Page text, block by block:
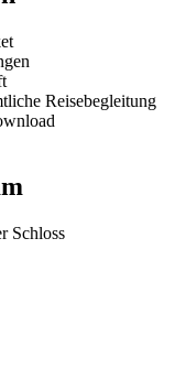
Reisebegleitung
Schloss